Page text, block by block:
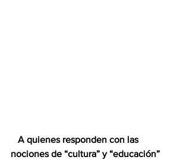
A quienes responden con las
nociones de “cultura” y “educación”